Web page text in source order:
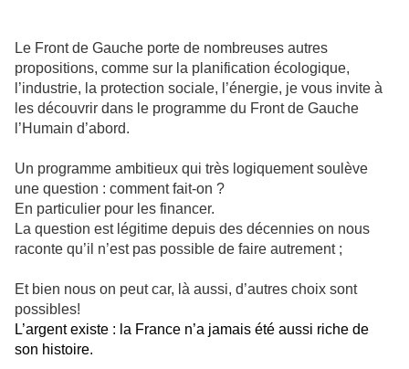
Le Front de Gauche porte de nombreuses autres
propositions, comme sur la planification écologique,
l’industrie, la protection sociale, l’énergie, je vous invite à
les découvrir dans le programme du Front de Gauche
l’Humain d’abord.
Un programme ambitieux qui très logiquement soulève
une question : comment fait-on ?
En particulier pour les financer.
La question est légitime depuis des décennies on nous
raconte qu’il n’est pas possible de faire autrement ;
Et bien nous on peut car, là aussi, d’autres choix sont
possibles!
L’argent existe : la France n’a jamais été aussi riche de
son histoire.